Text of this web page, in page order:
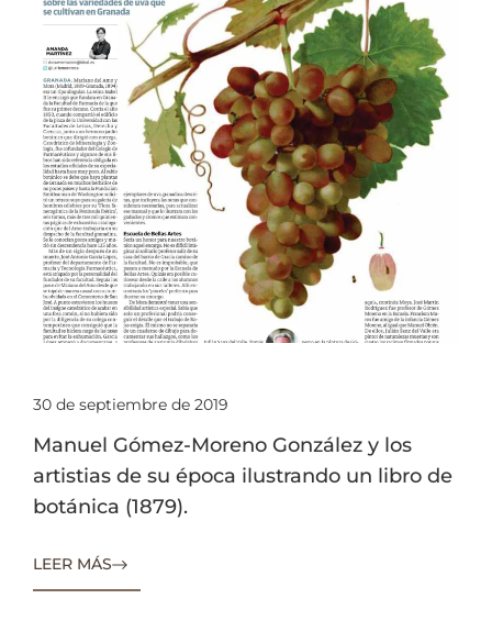
30 de septiembre de 2019
Manuel Gómez-Moreno González y los
artistias de su época ilustrando un libro de
botánica (1879).
LEER MÁS